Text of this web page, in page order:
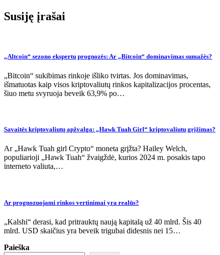
Susiję įrašai
„Altcoin“ sezono ekspertų prognozės: Ar „Bitcoin“ dominavimas sumažės?
„Bitcoin“ sukibimas rinkoje išliko tvirtas. Jos dominavimas,
išmatuotas kaip visos kriptovaliutų rinkos kapitalizacijos procentas,
šiuo metu svyruoja beveik 63,9% po…
Savaitės kriptovaliutų apžvalga: „Hawk Tuah Girl“ kriptovaliutų grįžimas?
Ar „Hawk Tuah girl Crypto“ moneta grįžta? Hailey Welch,
populiarioji „Hawk Tuah“ žvaigždė, kurios 2024 m. posakis tapo
interneto valiuta,…
Ar prognozuojami rinkos vertinimai yra realūs?
„Kalshi“ derasi, kad pritrauktų naują kapitalą už 40 mlrd. Šis 40
mlrd. USD skaičius yra beveik trigubai didesnis nei 15…
Paieška